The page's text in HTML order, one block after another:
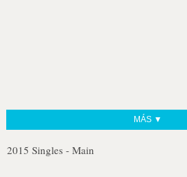
MÁS ▼
2015 Singles - Main